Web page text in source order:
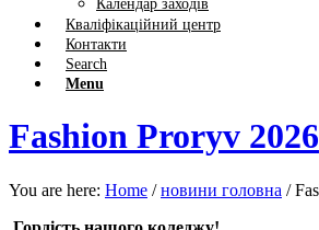
Календар заходів
Кваліфікаційний центр
Контакти
Search
Menu
Fashion Proryv 2026
You are here: Home / новини головна /